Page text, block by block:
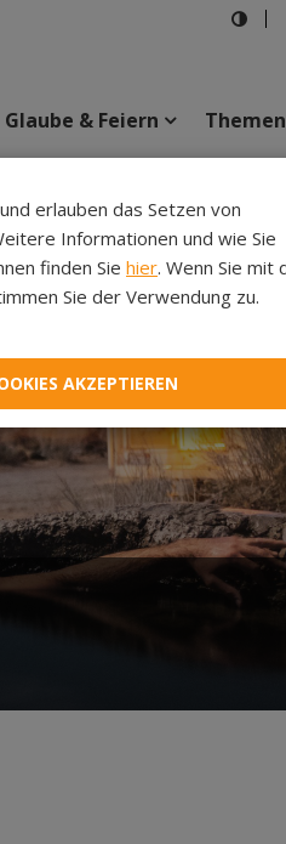
Glaube & Feiern Themen
erlauben das Setzen von
Informationen und wie Sie
finden Sie hier. Wenn Sie mit
Sie der Verwendung zu.
AKZEPTIEREN